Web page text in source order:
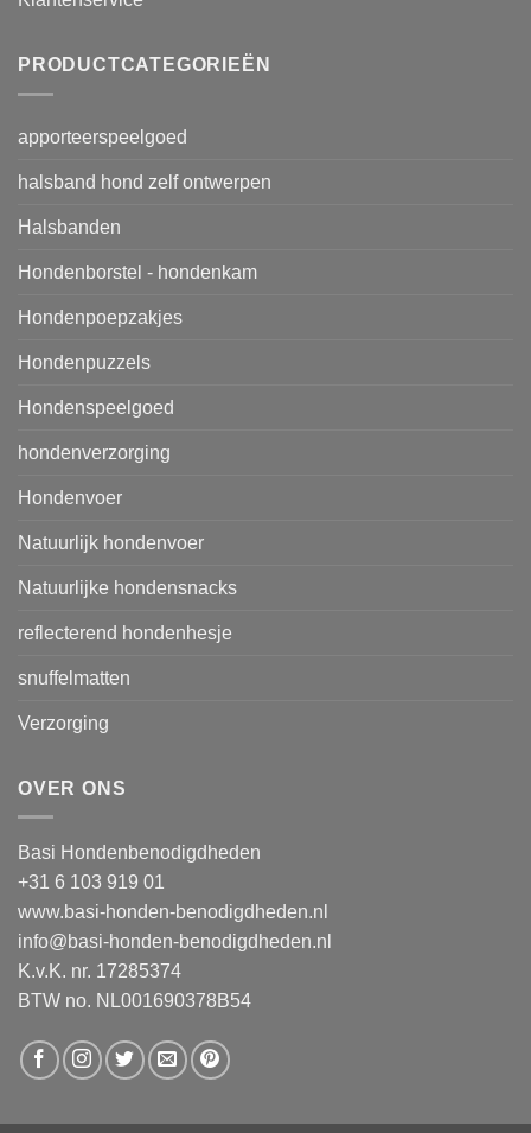
PRODUCTCATEGORIEËN
apporteerspeelgoed
halsband hond zelf ontwerpen
Halsbanden
Hondenborstel - hondenkam
Hondenpoepzakjes
Hondenpuzzels
Hondenspeelgoed
hondenverzorging
Hondenvoer
Natuurlijk hondenvoer
Natuurlijke hondensnacks
reflecterend hondenhesje
snuffelmatten
Verzorging
OVER ONS
Basi Hondenbenodigdheden
+31 6 103 919 01
www.basi-honden-benodigdheden.nl
info@basi-honden-benodigdheden.nl
K.v.K. nr. 17285374
BTW no. NL001690378B54